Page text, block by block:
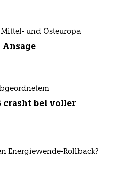
und Osteuropa
crasht bei voller
Energiewende-Rollback?